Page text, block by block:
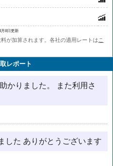
月8日更新
が加算されます。各社の適用レートは こ
レポート
かりました。 また利用さ
した ありがとうございます